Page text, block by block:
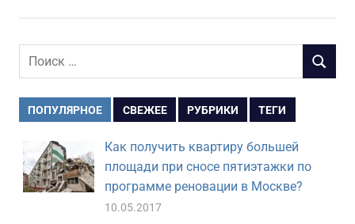
Поиск
ПОИСК
ПОПУЛЯРНОЕ СВЕЖЕЕ РУБРИКИ ТЕГИ
Как получить квартиру большей
площади при сносе пятиэтажки по
программе реновации в Москве?
10.05.2017